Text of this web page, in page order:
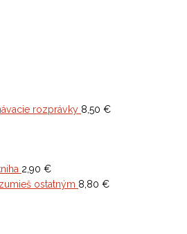
rozprávky 8,50 €
2,90 €
ostatným 8,80 €